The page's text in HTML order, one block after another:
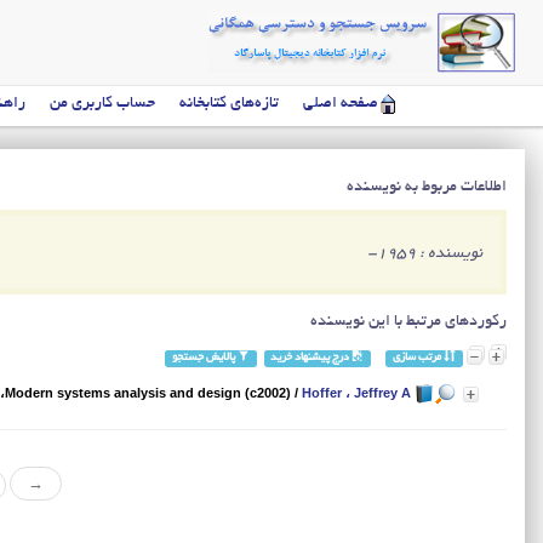
صفحه اصلی تازه‌های کتابخانه حساب کاربری من
اطلاعات مربوط به نویسنده
نویسنده : 1959-
رکوردهای مرتبط با این نویسنده
مرتب سازی درج پیشنهاد خرید پالایش جستجو
Modern systems analysis and design (c2002) / Hoffer ، Jeffrey A
→